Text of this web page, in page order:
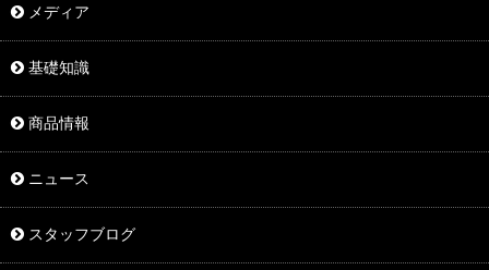
メディア
基礎知識
商品情報
ニュース
スタッフブログ